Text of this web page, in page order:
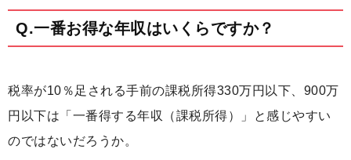
Q.一番お得な年収はいくらですか？
税率が10％足される手前の課税所得330万円以下、900万
円以下は「一番得する年収（課税所得）」と感じやすい
のではないだろうか。